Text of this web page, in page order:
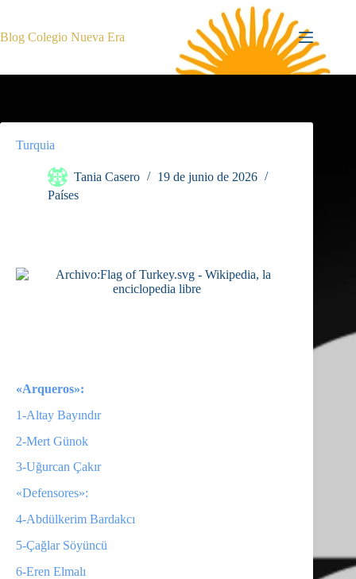
contenido
Blog Colegio Nueva Era
Turquia
Tania Casero
19 de junio de 2026
Países
«Arqueros»:
1-Altay Bayındır
2-Mert Günok
3-Uğurcan Çakır
«Defensores»:
4-Abdülkerim Bardakcı
5-Çağlar Söyüncü
6-Eren Elmalı